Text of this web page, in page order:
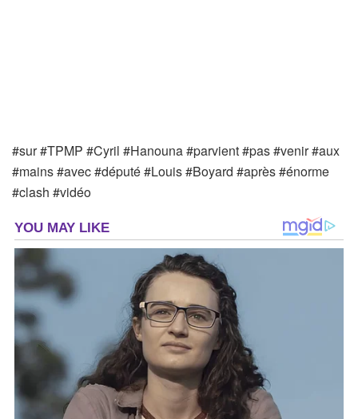
#sur #TPMP #Cyril #Hanouna #parvient #pas #venir #aux
#mains #avec #député #Louis #Boyard #après #énorme
#clash #vidéo